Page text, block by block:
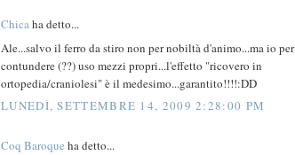
Chicaha detto...
Ale...salvo il ferro da stiro non per nobiltà d'animo...ma io per
contundere (??) uso mezzi propri...l'effetto "ricovero in
ortopedia/craniolesi" è il medesimo...garantito!!!!:DD
LUNEDÌ, SETTEMBRE 14, 2009 2:28:00 PM
Coq Baroque ha detto...